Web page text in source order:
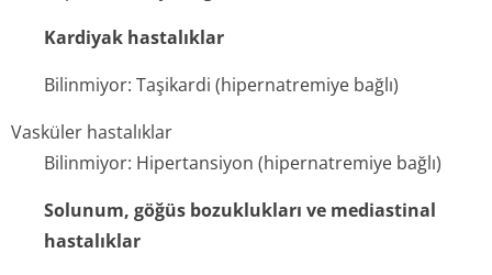
Kardiyak hastalıklar
Bilinmiyor: Taşikardi (hipernatremiye bağlı)
Vasküler hastalıklar
Bilinmiyor: Hipertansiyon (hipernatremiye bağlı)
Solunum, göğüs bozuklukları ve mediastinal
hastalıklar